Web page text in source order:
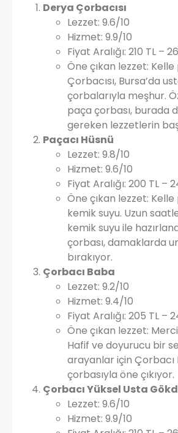
Derya Çorbacısı
Lezzet: 9.6/10
Hizmet: 9.9/10
Fiyat Aralığı: 210 TL –
Öne çıkan lezzet:
Çorbacısı, Bursa’da
çorbalarıyla meşhur.
paça çorbası, burada
gereken lezzetlerin
Paçacı Hüsnü
Lezzet: 9.8/10
Hizmet: 9.6/10
Fiyat Aralığı: 200 TL –
Öne çıkan lezzet:
kemik suyu. Uzun
kemik suyu ile
çorbası, damaklarda
bırakıyor.
Çorbacı Baba
Lezzet: 9.2/10
Hizmet: 9.4/10
Fiyat Aralığı: 205 TL –
Öne çıkan lezzet:
Hafif ve doyurucu bir
arayanlar için
çorbasıyla öne çıkıyor.
Çorbacı Yüksel Usta
Lezzet: 9.6/10
Hizmet: 9.9/10